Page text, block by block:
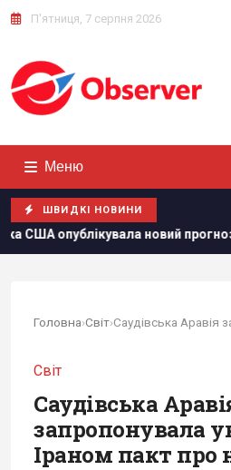
П'ятниця, 7 серпня 2026
Меню
ШВИДКІ НОВИНИ
новий прогноз, – WSJ
Головна›Світ›
Світ
Саудівська
запропонувала
Іраном пакт про